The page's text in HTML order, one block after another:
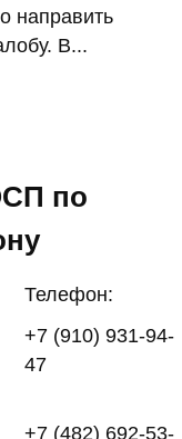
направить
В...
по
Телефон:
+7 (910) 931-94-
47
+7 (482) 692-53-